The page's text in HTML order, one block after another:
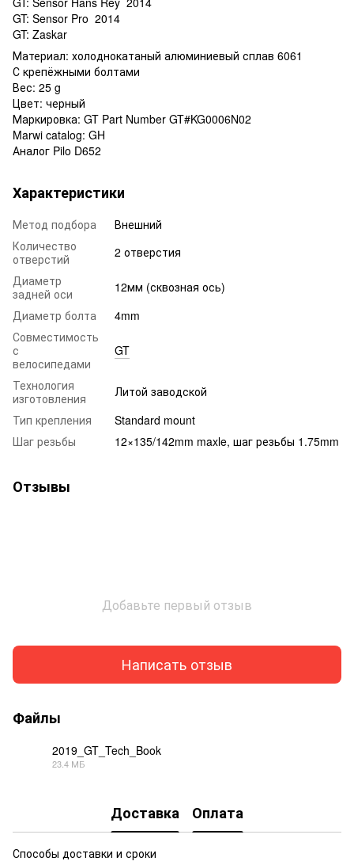
GT: Sensor Pro 2014
GT: Zaskar
Материал: холоднокатаный алюминиевый сплав 6061
С крепёжными болтами
Вес: 25 g
Цвет: черный
Маркировка: GT Part Number GT#KG0006N02
Marwi catalog: GH
Аналог Pilo D652
Характеристики
Метод подбора
Внешний
Количество
отверстий
2 отверстия
Диаметр
задней оси
12мм (сквозная ось)
Диаметр болта
4mm
Совместимость
с
велосипедами
GT
Технология
изготовления
Литой заводской
Тип крепления
Standard mount
Шаг резьбы
12×135/142mm maxle, шаг резьбы 1.75mm
Отзывы
Добавьте первый отзыв
Написать отзыв
Файлы
2019_GT_Tech_Book
23.4 МБ
Доставка Оплата
Способы доставки и сроки